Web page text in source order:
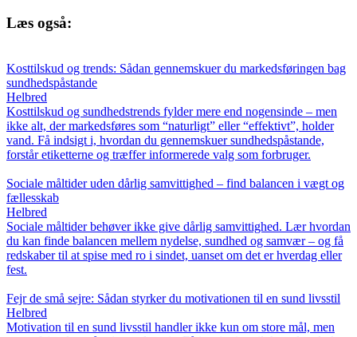
Læs også:
Kosttilskud og trends: Sådan gennemskuer du markedsføringen bag
sundhedspåstande
Helbred
Kosttilskud og sundhedstrends fylder mere end nogensinde – men
ikke alt, der markedsføres som “naturligt” eller “effektivt”, holder
vand. Få indsigt i, hvordan du gennemskuer sundhedspåstande,
forstår etiketterne og træffer informerede valg som forbruger.
Sociale måltider uden dårlig samvittighed – find balancen i vægt og
fællesskab
Helbred
Sociale måltider behøver ikke give dårlig samvittighed. Lær hvordan
du kan finde balancen mellem nydelse, sundhed og samvær – og få
redskaber til at spise med ro i sindet, uanset om det er hverdag eller
fest.
Fejr de små sejre: Sådan styrker du motivationen til en sund livsstil
Helbred
Motivation til en sund livsstil handler ikke kun om store mål, men